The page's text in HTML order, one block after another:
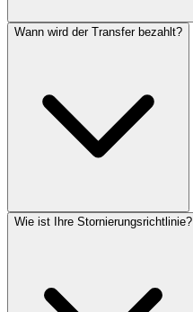
Wann wird der Transfer bezahlt?
Wie ist Ihre Stornierungsrichtlinie?